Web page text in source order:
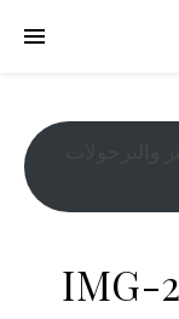
IMG-